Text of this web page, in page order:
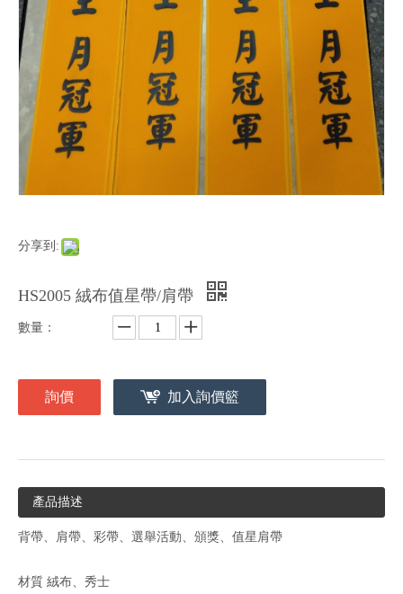
分享到:
HS2005 絨布值星帶/肩帶
數量：
詢價 加入詢價籃
產品描述
背帶、肩帶、彩帶、選舉活動、頒獎、值星肩帶
材質 絨布、秀士